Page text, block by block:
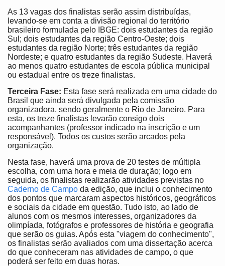
As 13 vagas dos finalistas serão assim distribuídas,
levando-se em conta a divisão regional do território
brasileiro formulada pelo IBGE: dois estudantes da região
Sul; dois estudantes da região Centro-Oeste; dois
estudantes da região Norte; três estudantes da região
Nordeste; e quatro estudantes da região Sudeste. Haverá
ao menos quatro estudantes de escola pública municipal
ou estadual entre os treze finalistas.
Terceira Fase: Esta fase será realizada em uma cidade do
Brasil que ainda será divulgada pela comissão
organizadora, sendo geralmente o Rio de Janeiro. Para
esta, os treze finalistas levarão consigo dois
acompanhantes (professor indicado na inscrição e um
responsável). Todos os custos serão arcados pela
organização.
Nesta fase, haverá uma prova de 20 testes de múltipla
escolha, com uma hora e meia de duração; logo em
seguida, os finalistas realizarão atividades previstas no
Caderno de Campo da edição, que inclui o conhecimento
dos pontos que marcaram aspectos históricos, geográficos
e sociais da cidade em questão. Tudo isto, ao lado de
alunos com os mesmos interesses, organizadores da
olimpíada, fotógrafos e professores de história e geografia
que serão os guias. Após esta "viagem do conhecimento",
os finalistas serão avaliados com uma dissertação acerca
do que conheceram nas atividades de campo, o que
poderá ser feito em duas horas.